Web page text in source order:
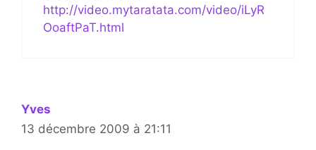
http://video.mytaratata.com/video/iLyR
OoaftPaT.html
Yves
13 décembre 2009 à 21:11